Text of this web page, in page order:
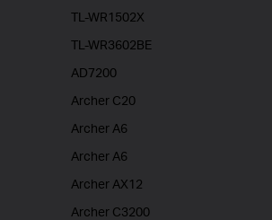
TL-WR1502X
TL-WR3602BE
AD7200
Archer C20
Archer A6
Archer A6
Archer AX12
Archer C3200